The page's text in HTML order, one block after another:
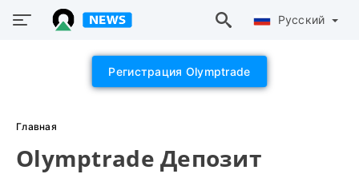
Русский
Регистрация Olymptrade
Главная
Olymptrade Депозит